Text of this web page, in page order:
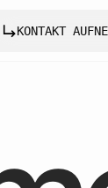
KONTAKT